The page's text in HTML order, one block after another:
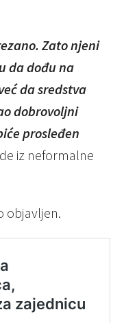
Zato njeni
da dođu na
da sredstva
dobrovoljni
prosleđen
iz neformalne
objavljen.